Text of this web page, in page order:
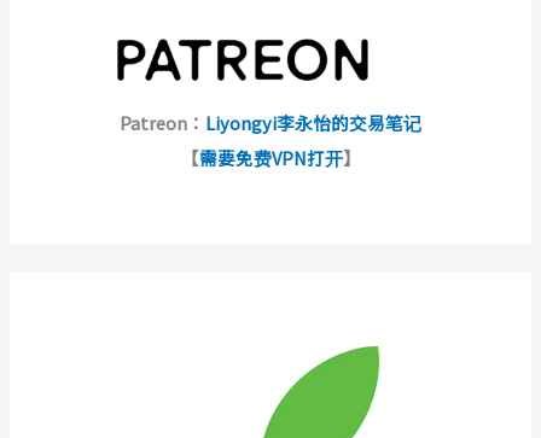
Patreon： Liyongyi李永怡的交易笔记
【需要免费VPN打开】